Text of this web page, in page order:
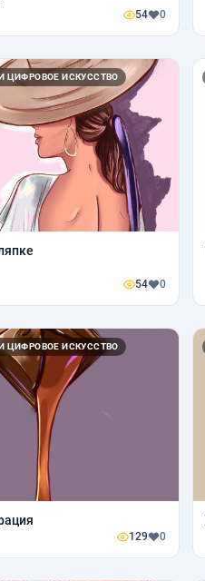
54 0
ЦИФРОВОЕ ИСКУССТВО
54 0
ЦИФРОВОЕ ИСКУССТВО
129 0